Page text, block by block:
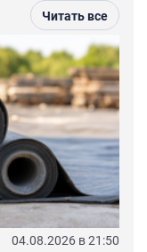
Читать все
04.08.2026 в 21:50